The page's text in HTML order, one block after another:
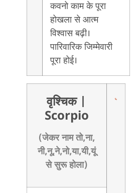
कवनो काम के पूरा
होखला से आत्म
विश्वास बढ़ी।
पारिवारिक जिम्मेवारी
पूरा होई।
वृश्चिक
Scorpio
(जेकर नाम तो,ना,
नी,नू,ने,नो,या,यी,यूं
से सुरू होला)